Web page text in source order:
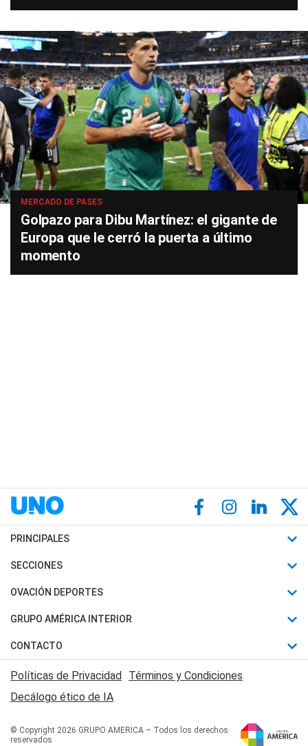
MERCADO DE PASES
Golpazo para Dibu Martínez: el gigante de
Europa que le cerró la puerta a último
momento
PRINCIPALES
Últimas Noticias
Política
Judiciales
Economia
SECCIONES
Horóscopo
Motores
Trucos caseros
Series y Películas
Edictos y Solicitadas
OVACIÓN DEPORTES
Fútbol
Mundial
Automovilismo
Rugby
Básquet
GRUPO AMÉRICA INTERIOR
Canal 7 en Vivo
San Juan 8
CONTACTO
Acerca de Nosotros
Contactanos
Políticas de Privacidad Términos y Condiciones
Decálogo ético de IA
© Copyright 2026 GRUPO AMERICA – Todos los derechos
reservados